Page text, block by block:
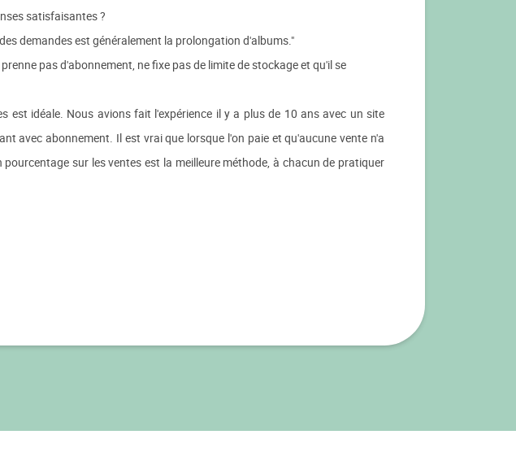
satisfaisantes ?
demandes est généralement la prolongation d'albums."
pas d'abonnement, ne fixe pas de limite de stockage et qu'il se
est idéale. Nous avions fait l'expérience il y a plus de 10 ans avec un site
avec abonnement. Il est vrai que lorsque l'on paie et qu'aucune vente n'a
sur les ventes est la meilleure méthode, à chacun de pratiquer